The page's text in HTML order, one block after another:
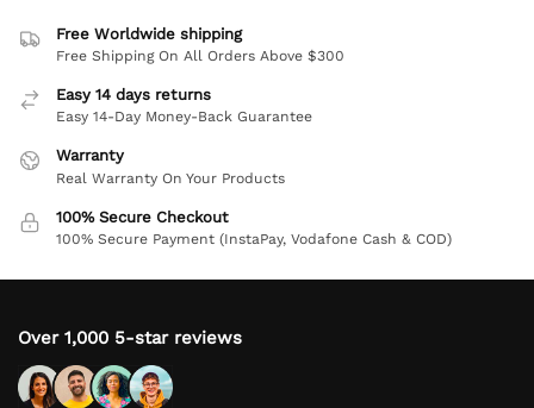
Free Worldwide shipping
Free Shipping On All Orders Above $300
Easy 14 days returns
Easy 14-Day Money-Back Guarantee
Warranty
Real Warranty On Your Products
100% Secure Checkout
100% Secure Payment (InstaPay, Vodafone Cash & COD)
Over 1,000 5-star reviews